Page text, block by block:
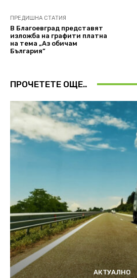
ПРЕДИШНА СТАТИЯ
В Благоевград представят
изложба на графити платна
на тема „Аз обичам
България”
ПРОЧЕТЕТЕ ОЩЕ..
АКТУАЛНО